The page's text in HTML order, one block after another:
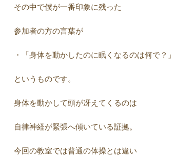
その中で僕が一番印象に残った
参加者の方の言葉が
・「身体を動かしたのに眠くなるのは何で？」
というものです。
身体を動かして頭が冴えてくるのは
自律神経が緊張へ傾いている証拠。
今回の教室では普通の体操とは違い